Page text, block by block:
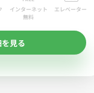
インターネット
無料
エレベーター
見る